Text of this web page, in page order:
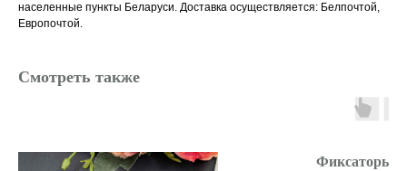
населенные пункты Беларуси. Доставка осуществляется: Белпочтой,
Европочтой.
Смотреть также
Фиксаторы